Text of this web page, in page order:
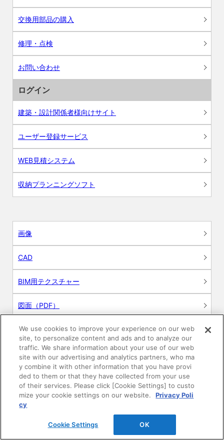
交換用部品の購入
修理・点検
お問い合わせ
ログイン
建築・設計関係者様向けサイト
ユーザー登録サービス
WEB見積システム
収納プランニングソフト
画像
CAD
BIM用テクスチャー
図面（PDF）
申請関係認定書類
施工・取扱説明書
動画
シミュレーションツール
24時間換気システム〈エアスマート〉
簡易設計見積ソフト
We use cookies to improve your experience on our web
site, to personalize content and ads and to analyze our
traffic. We share information about your use of our web
site with our advertising and analytics partners, who ma
y combine it with other information that you have provi
ded to them or that they have collected from your use
of their services. Please click [Cookie Settings] to custo
mize your cookie settings on our website.
Privacy Poli
cy
Cookie Settings OK